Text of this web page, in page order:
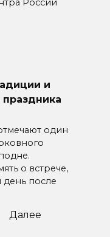
России
и
один
о встрече,
день после
Далее